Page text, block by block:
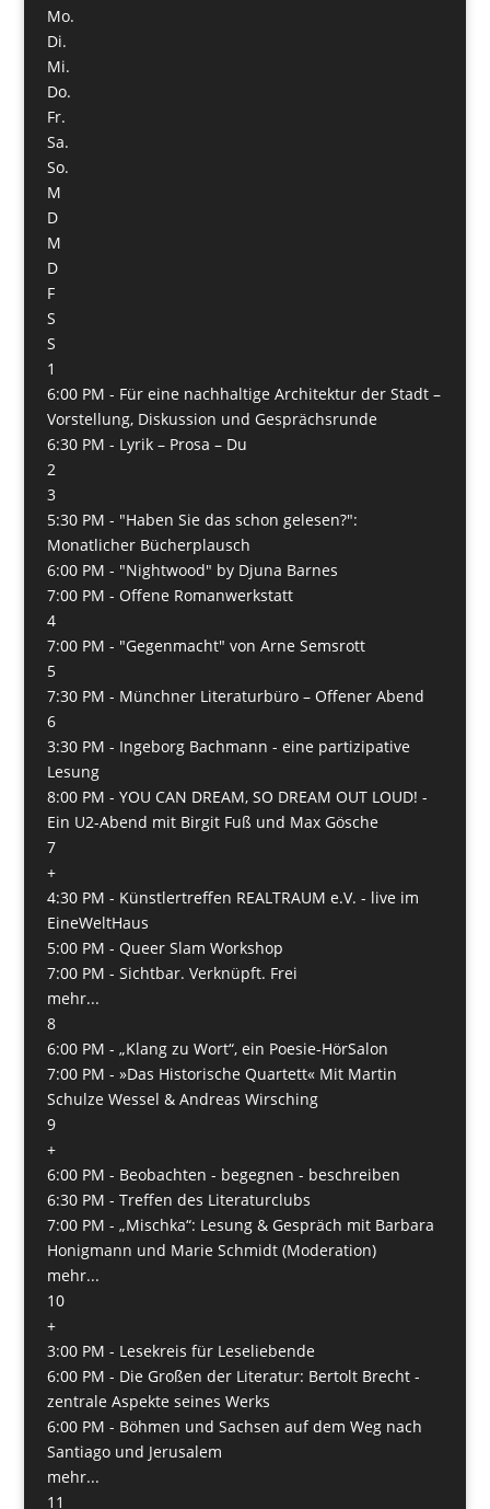
Mo.
Di.
Mi.
Do.
Fr.
Sa.
So.
M
D
M
D
F
S
S
1
6:00 PM - Für eine nachhaltige Architektur der Stadt –
Vorstellung, Diskussion und Gesprächsrunde
6:30 PM - Lyrik – Prosa – Du
2
3
5:30 PM - "Haben Sie das schon gelesen?":
Monatlicher Bücherplausch
6:00 PM - "Nightwood" by Djuna Barnes
7:00 PM - Offene Romanwerkstatt
4
7:00 PM - "Gegenmacht" von Arne Semsrott
5
7:30 PM - Münchner Literaturbüro – Offener Abend
6
3:30 PM - Ingeborg Bachmann - eine partizipative
Lesung
8:00 PM - YOU CAN DREAM, SO DREAM OUT LOUD! -
Ein U2-Abend mit Birgit Fuß und Max Gösche
7
+
4:30 PM - Künstlertreffen REALTRAUM e.V. - live im
EineWeltHaus
5:00 PM - Queer Slam Workshop
7:00 PM - Sichtbar. Verknüpft. Frei
mehr...
8
6:00 PM - „Klang zu Wort“, ein Poesie-HörSalon
7:00 PM - »Das Historische Quartett« Mit Martin
Schulze Wessel & Andreas Wirsching
9
+
6:00 PM - Beobachten - begegnen - beschreiben
6:30 PM - Treffen des Literaturclubs
7:00 PM - „Mischka“: Lesung & Gespräch mit Barbara
Honigmann und Marie Schmidt (Moderation)
mehr...
10
+
3:00 PM - Lesekreis für Leseliebende
6:00 PM - Die Großen der Literatur: Bertolt Brecht -
zentrale Aspekte seines Werks
6:00 PM - Böhmen und Sachsen auf dem Weg nach
San­tiago und Jerusalem
mehr...
11